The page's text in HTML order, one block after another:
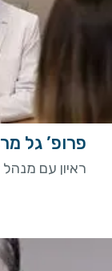
פרופ’ גל
ראיון עם